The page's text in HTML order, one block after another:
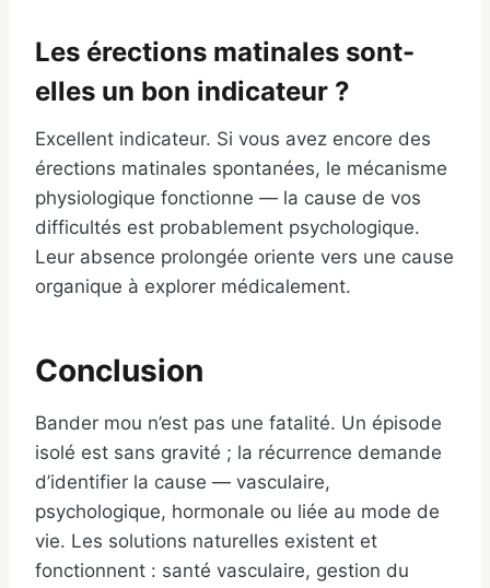
Les érections matinales sont-
elles un bon indicateur ?
Excellent indicateur. Si vous avez encore des
érections matinales spontanées, le mécanisme
physiologique fonctionne — la cause de vos
difficultés est probablement psychologique.
Leur absence prolongée oriente vers une cause
organique à explorer médicalement.
Conclusion
Bander mou n’est pas une fatalité. Un épisode
isolé est sans gravité ; la récurrence demande
d’identifier la cause — vasculaire,
psychologique, hormonale ou liée au mode de
vie. Les solutions naturelles existent et
fonctionnent : santé vasculaire, gestion du